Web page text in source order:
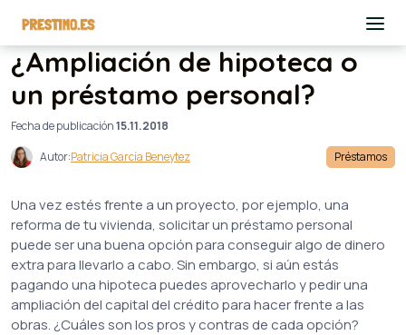
¿Ampliación de hipoteca o
un préstamo personal?
Fecha de publicación15.11.2018
Autor:Patricia García Beneytez Préstamos
Una vez estés frente a un proyecto, por ejemplo, una
reforma de tu vivienda, solicitar un préstamo personal
puede ser una buena opción para conseguir algo de dinero
extra para llevarlo a cabo. Sin embargo, si aún estás
pagando una hipoteca puedes aprovecharlo y pedir una
ampliación del capital del crédito para hacer frente a las
obras. ¿Cuáles son los pros y contras de cada opción?